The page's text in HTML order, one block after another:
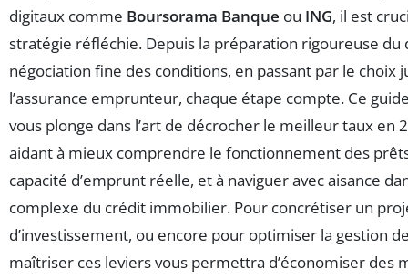
digitaux comme Boursorama Banque ou ING, il est
stratégie réfléchie. Depuis la préparation rigoureuse du
négociation fine des conditions, en passant par le choix
l’assurance emprunteur, chaque étape compte. Ce
vous plonge dans l’art de décrocher le meilleur taux en
aidant à mieux comprendre le fonctionnement des
capacité d’emprunt réelle, et à naviguer avec aisance
complexe du crédit immobilier. Pour concrétiser un
d’investissement, ou encore pour optimiser la gestion
maîtriser ces leviers vous permettra d’économiser des